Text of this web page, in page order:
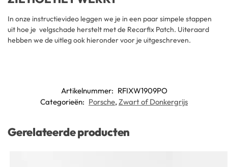
In onze instructievideo leggen we je in een paar simpele stappen
uit hoe je velgschade herstelt met de Recarfix Patch. Uiteraard
hebben we de uitleg ook hieronder voor je uitgeschreven.
Artikelnummer: RFIXW1909PO
Categorieën: Porsche, Zwart of Donkergrijs
Gerelateerde producten